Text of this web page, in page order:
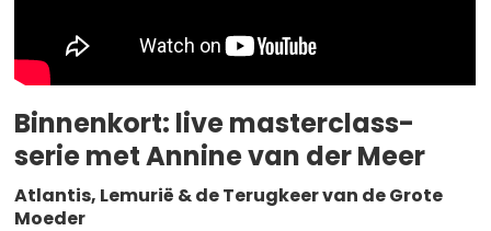
Binnenkort: live masterclass-
serie met Annine van der Meer
Atlantis, Lemurië & de Terugkeer van de Grote
Moeder